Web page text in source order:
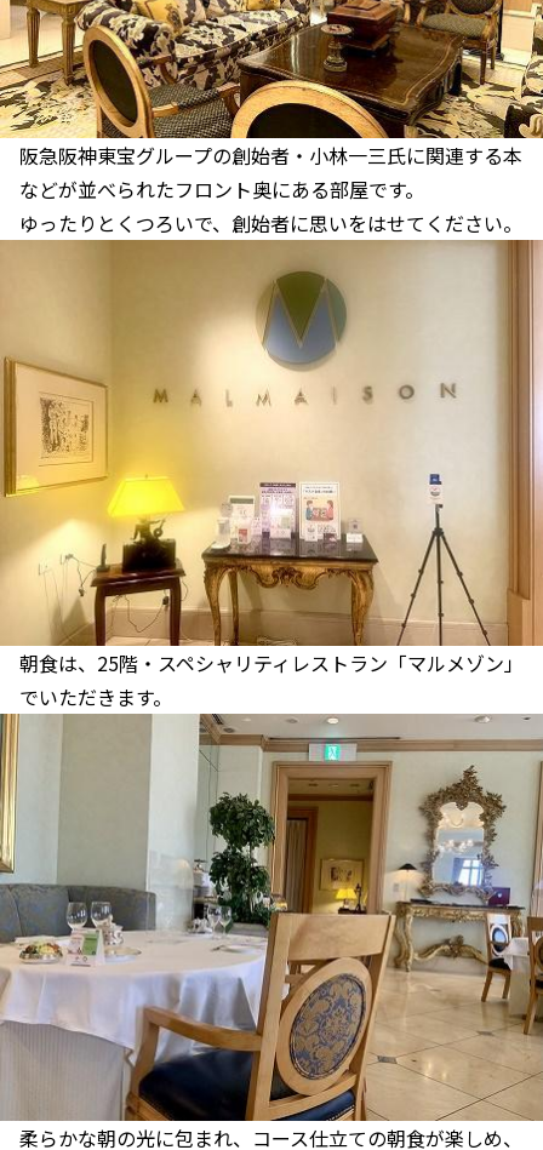
阪急阪神東宝グループの創始者・小林一三氏に関連する本
などが並べられたフロント奥にある部屋です。
ゆったりとくつろいで、創始者に思いをはせてください。
朝食は、25階・スペシャリティレストラン「マルメゾン」
でいただきます。
柔らかな朝の光に包まれ、コース仕立ての朝食が楽しめ、